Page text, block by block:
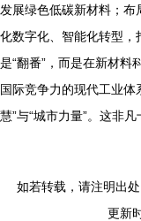
发展绿色低碳新材料；
化数字化、智能化转型，
是“翻番”，而是在新材料
国际竞争力的现代工业体
慧”与“城市力量”。这非
如若转载，请注明出
更新